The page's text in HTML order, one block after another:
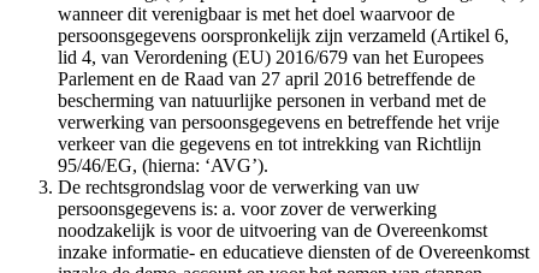
wanneer dit verenigbaar is met het doel waarvoor de
persoonsgegevens oorspronkelijk zijn verzameld (Artikel 6,
lid 4, van Verordening (EU) 2016/679 van het Europees
Parlement en de Raad van 27 april 2016 betreffende de
bescherming van natuurlijke personen in verband met de
verwerking van persoonsgegevens en betreffende het vrije
verkeer van die gegevens en tot intrekking van Richtlijn
95/46/EG, (hierna: ‘AVG’).
De rechtsgrondslag voor de verwerking van uw
persoonsgegevens is: a. voor zover de verwerking
noodzakelijk is voor de uitvoering van de Overeenkomst
inzake informatie- en educatieve diensten of de Overeenkomst